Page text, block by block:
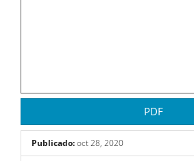
PDF
Publicado:oct 28, 2020